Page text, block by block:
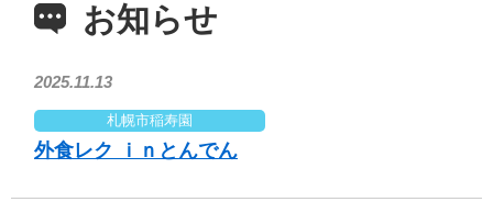
お知らせ
2025.11.13
札幌市稲寿園
外食レク ｉｎとんでん